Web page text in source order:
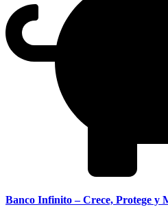
Banco Infinito – Crece, Protege y